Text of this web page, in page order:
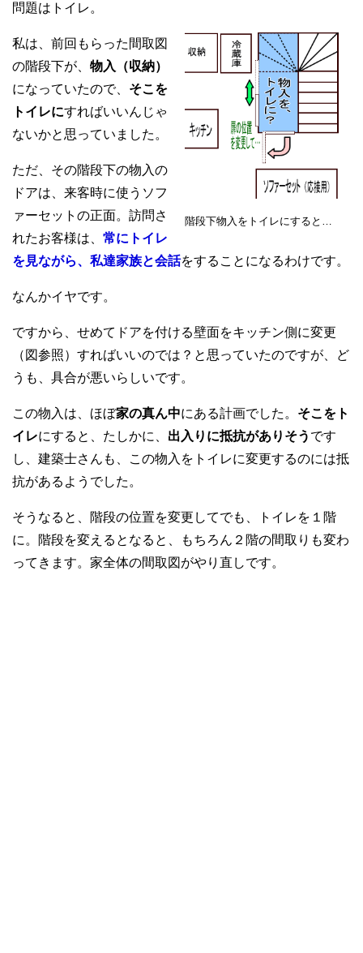
問題はトイレ。
階段下物入をトイレにすると…
私は、前回もらった間取図
の階段下が、 物入（収納）
になっていたので、 そこを
トイレにすればいいんじゃ
ないかと思っていました。
ただ、その階段下の物入の
ドアは、来客時に使うソフ
ァーセットの正面。訪問さ
れたお客様は、 常にトイレ
を見ながら、私達家族と会話をすることになるわけです。
なんかイヤです。
ですから、せめてドアを付ける壁面をキッチン側に変更
（図参照）すればいいのでは？と思っていたのですが、ど
うも、具合が悪いらしいです。
この物入は、ほぼ家の真ん中にある計画でした。 そこをト
イレにすると、たしかに、 出入りに抵抗がありそう です
し、建築士さんも、この物入をトイレに変更するのには抵
抗があるようでした。
そうなると、階段の位置を変更してでも、トイレを１階
に。階段を変えるとなると、もちろん２階の間取りも変わ
ってきます。家全体の間取図がやり直しです。